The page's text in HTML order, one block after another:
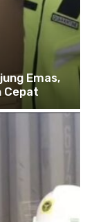
Emas,
Cepat